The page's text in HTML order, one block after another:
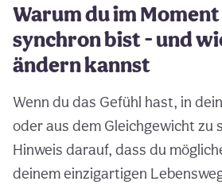
Warum du im
synchron bist - und
ändern kannst
Wenn du das Gefühl hast, in
oder aus dem Gleichgewicht zu
Hinweis darauf, dass du
deinem einzigartigen